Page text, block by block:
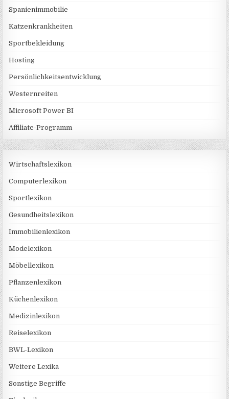
Spanienimmobilie
Katzenkrankheiten
Sportbekleidung
Hosting
Persönlichkeitsentwicklung
Westernreiten
Microsoft Power BI
Affiliate-Programm
Wirtschaftslexikon
Computerlexikon
Sportlexikon
Gesundheitslexikon
Immobilienlexikon
Modelexikon
Möbellexikon
Pflanzenlexikon
Küchenlexikon
Medizinlexikon
Reiselexikon
BWL-Lexikon
Weitere Lexika
Sonstige Begriffe